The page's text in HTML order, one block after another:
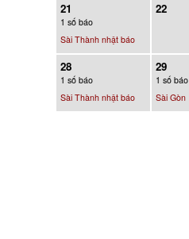
21
1 số báo
Sài Thành nhật báo
22
28
1 số báo
Sài Thành nhật báo
29
1 số báo
Sài Gòn